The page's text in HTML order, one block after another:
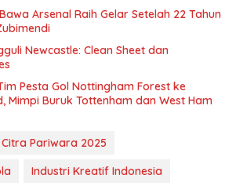
Arsenal Raih Gelar Setelah 22 Tahun
Newcastle: Clean Sheet dan
Pesta Gol Nottingham Forest ke
Mimpi Buruk Tottenham dan West Ham
Citra Pariwara 2025
Industri Kreatif Indonesia